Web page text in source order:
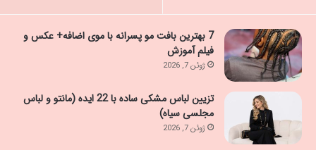
7 بهترین بافت مو پسرانه با موی اضافه+ عکس و
فیلم آموزش
ژوئن 7, 2026
تزیین لباس مشکی ساده با 22 ایده (مانتو و لباس
مجلسی سیاه)
ژوئن 7, 2026